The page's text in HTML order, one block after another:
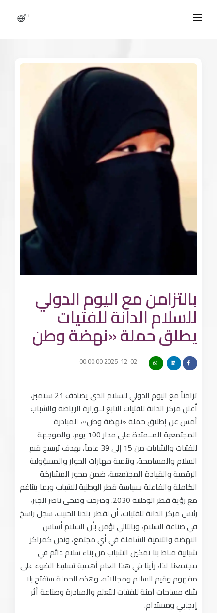
AR
من نحن
التطوع
بالتزامن مع اليوم الدولي
للسلام الدانة للفتيات
يطلق حملة «نهضة وطن
2025-12-02 00:00:00
تزامناً مع اليوم الدولي للسلام الذي يصادف 21 سبتمبر،
أعلن مركز الدانة للفتيات التابع لــوزارة الرياضة والشباب
أمس عن إطلاق حملة «نهضة وطن»، المبادرة
المجتمعية المــمتدة على مدار 100 يوم، والموجهة
للفتيات والشابات من 15 إلى 39 عاماً، بهدف ترسيخ قيم
السلام والمسامحة، وتنمية مهارات الحوار والمسؤولية
الرقمية والقيادة المجتمعية، ضمن محور المشاركة
الكاملة والفاعلة بسياسة قطر الوطنية للشباب وبما يتناغم
مع رؤية قطر الوطنية 2030. وصرحت وضحى ناصر الجبر،
رئيس مركز الدانة للفتيات، أن لقطر، بلدنا الحبيب، سجل راسخ
في صناعة السلام، وبالتالي نؤمن بأن السلام أساس
النهضة والتنمية الشاملة في أي مجتمع، ونحن كمراكز
شبابية مناط بنا تمكين الشباب من بناء سلام دائم في
مجتمعنا. لذا، رأينا في هذا العام أهمية تسليط الضوء على
مفهوم وقيم السلام ومجالاته، وهذه الحملة ستفتح بلا
شك مساحات آمنة للفتيات للتعلم والمبادرة وصناعة أثر
إيجابي ومستدام.